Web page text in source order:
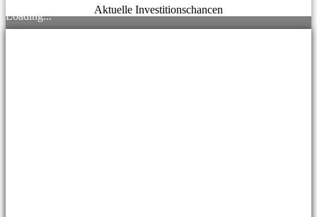
Aktuelle Investitionschancen
Loading...